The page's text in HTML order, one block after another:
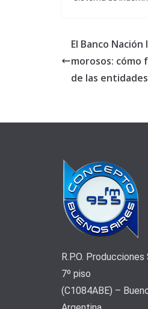
El Banco
morosos: cómo
de las entidades
R.P.O.
7º piso
(C1084ABE) –